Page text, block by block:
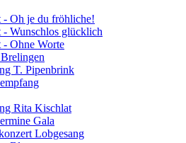
- Oh je du fröhliche!
- Wunschlos glücklich
- Ohne Worte
T. Pipenbrink
Rita Kischlat
Gala
Lobgesang